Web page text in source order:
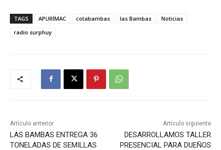
TAGS APURÍMAC cotabambas las Bambas
Noticias
radio surphuy
Artículo anterior
LAS BAMBAS ENTREGA 36
TONELADAS DE SEMILLAS
Artículo siguiente
DESARROLLAMOS TALLER
PRESENCIAL PARA DUEÑOS